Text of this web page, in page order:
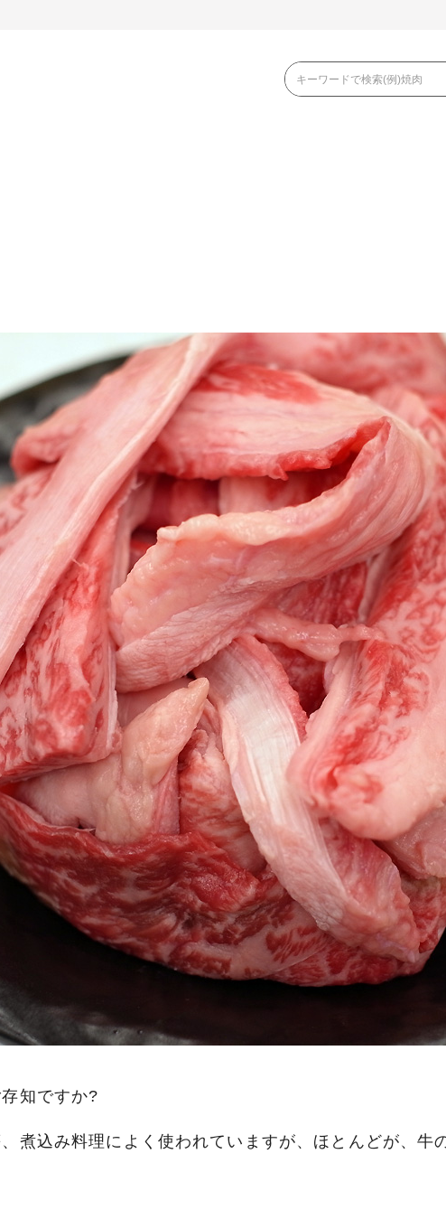
豚など（豚肉の加工品） 牛丼など（牛肉の加工品） カレ
タレ類
ステナブル・和牛（熟） 千代幻豚
知ですか?
煮込み料理によく使われていますが、ほとんどが、